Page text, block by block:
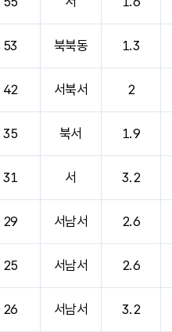
53 북북동 1.3
42 서북서 2
35 북서 1.9
31 서 3.2
29 서남서 2.6
25 서남서 2.6
26 서남서 3.2